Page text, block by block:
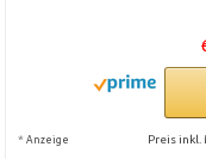
* Anzeige Preis inkl.